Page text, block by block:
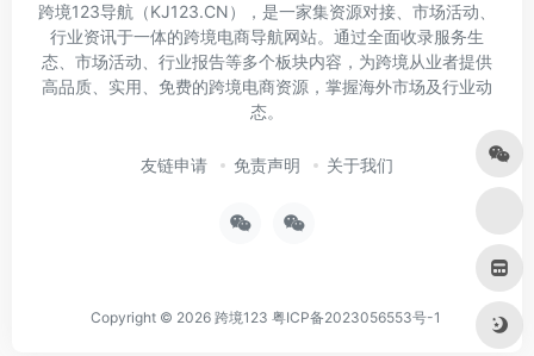
跨境123导航（KJ123.CN），是一家集资源对接、市场活动、
行业资讯于一体的跨境电商导航网站。通过全面收录服务生
态、市场活动、行业报告等多个板块内容，为跨境从业者提供
高品质、实用、免费的跨境电商资源，掌握海外市场及行业动
态。
友链申请 免责声明 关于我们
Copyright © 2026 跨境123 粤ICP备2023056553号-1